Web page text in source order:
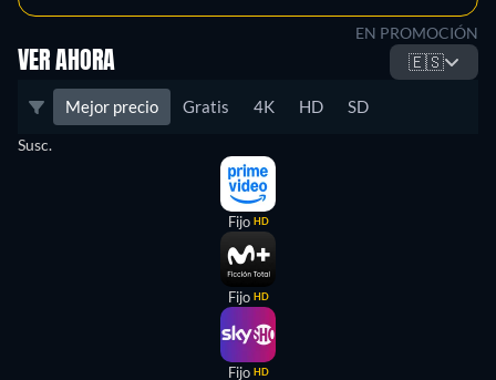
EN PROMOCIÓN
VER AHORA 🇪🇸
Mejor precio Gratis 4K HD SD
Susc.
Fijo HD
Fijo HD
Fijo HD